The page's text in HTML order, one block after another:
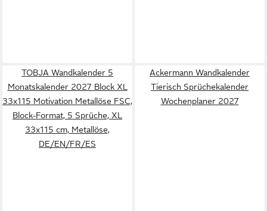
TOBJA Wandkalender 5
Monatskalender 2027 Block XL
33x115 Motivation Metallöse FSC,
Block-Format, 5 Sprüche, XL
33x115 cm, Metallöse,
DE/EN/FR/ES
Ackermann Wandkalender
Tierisch Sprüchekalender
Wochenplaner 2027